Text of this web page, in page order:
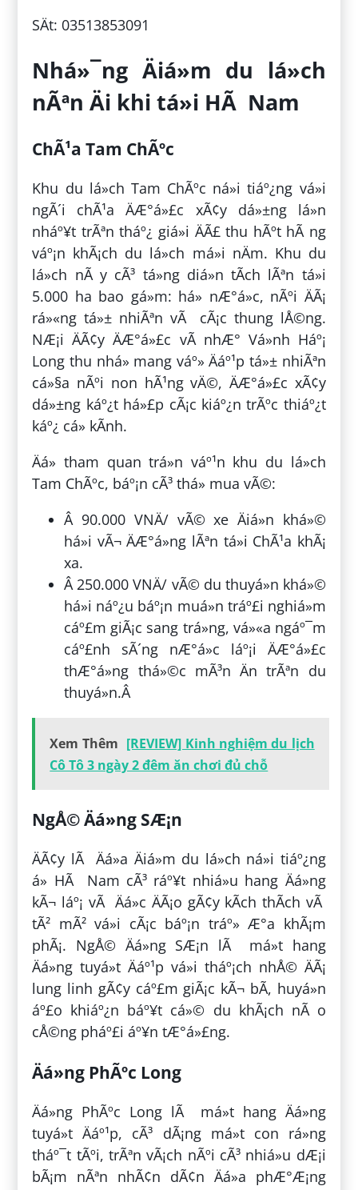
SÄt: 03513853091
Nhá»¯ng Äiá»m du lá»ch
nÃªn Äi khi tá»i HÃ Nam
ChÃ¹a Tam ChÃºc
Khu du lá»ch Tam ChÃºc ná»i tiáº¿ng vá»i
ngÃ´i chÃ¹a ÄÆ°á»£c xÃ¢y dá»±ng lá»n
nháº¥t trÃªn tháº¿ giá»i ÄÃ£ thu hÃºt hÃ ng
váº¡n khÃ¡ch du lá»ch má»i nÄm. Khu du
lá»ch nÃ y cÃ³ tá»ng diá»n tÃ­ch lÃªn tá»i
5.000 ha bao gá»m: há» nÆ°á»c, nÃºi ÄÃ¡
rá»«ng tá»± nhiÃªn vÃ cÃ¡c thung lÅ©ng.
NÆ¡i ÄÃ¢y ÄÆ°á»£c vÃ­ nhÆ° Vá»nh Háº¡
Long thu nhá» mang váº» Äáº¹p tá»± nhiÃªn
cá»§a nÃºi non hÃ¹ng vÄ©, ÄÆ°á»£c xÃ¢y
dá»±ng káº¿t há»£p cÃ¡c kiáº¿n trÃºc thiáº¿t
káº¿ cá» kÃ­nh.
Äá» tham quan trá»n váº¹n khu du lá»ch
Tam ChÃºc, báº¡n cÃ³ thá» mua vÃ©:
Â 90.000 VNÄ/ vÃ© xe Äiá»n khá»©
há»i vÃ¬ ÄÆ°á»ng lÃªn tá»i ChÃ¹a khÃ¡
xa.
Â 250.000 VNÄ/ vÃ© du thuyá»n khá»©
há»i náº¿u báº¡n muá»n tráº£i nghiá»m
cáº£m giÃ¡c sang trá»ng, vá»«a ngáº¯m
cáº£nh sÃ´ng nÆ°á»c láº¡i ÄÆ°á»£c
thÆ°á»ng thá»©c mÃ³n Än trÃªn du
thuyá»n.Â
Xem Thêm [REVIEW] Kinh nghiệm du lịch
Cô Tô 3 ngày 2 đêm ăn chơi đủ chỗ
NgÅ© Äá»ng SÆ¡n
ÄÃ¢y lÃ Äá»a Äiá»m du lá»ch ná»i tiáº¿ng
á» HÃ Nam cÃ³ ráº¥t nhiá»u hang Äá»ng
kÃ¬ láº¡ vÃ Äá»c ÄÃ¡o gÃ¢y kÃ­ch thÃ­ch vÃ
tÃ² mÃ² vá»i cÃ¡c báº¡n tráº» Æ°a khÃ¡m
phÃ¡. NgÅ© Äá»ng SÆ¡n lÃ má»t hang
Äá»ng tuyá»t Äáº¹p vá»i tháº¡ch nhÅ© ÄÃ¡
lung linh gÃ¢y cáº£m giÃ¡c kÃ¬ bÃ­, huyá»n
áº£o khiáº¿n báº¥t cá»© du khÃ¡ch nÃ o
cÅ©ng pháº£i áº¥n tÆ°á»£ng.
Äá»ng PhÃºc Long
Äá»ng PhÃºc Long lÃ má»t hang Äá»ng
tuyá»t Äáº¹p, cÃ³ dÃ¡ng má»t con rá»ng
tháº¯t tÃºi, trÃªn vÃ¡ch nÃºi cÃ³ nhiá»u dÆ¡i
bÃ¡m nÃªn nhÃ¢n dÃ¢n Äá»a phÆ°Æ¡ng